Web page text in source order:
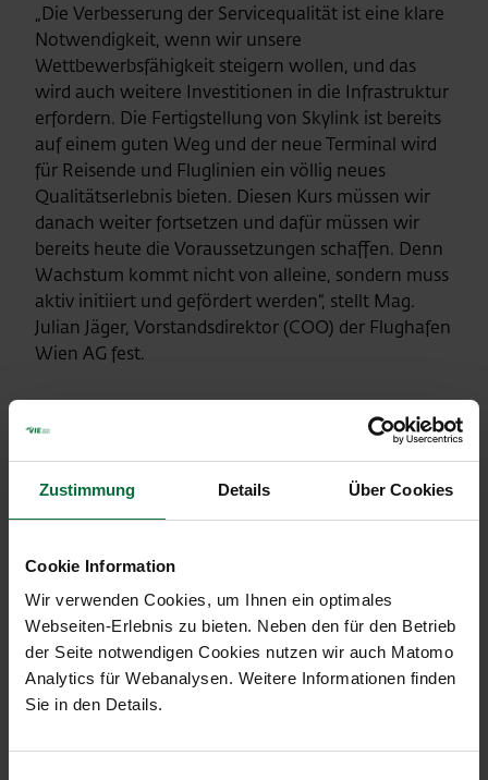
Zustimmung Details Über Cookies
Cookie Information
Wir verwenden Cookies, um Ihnen ein optimales
Webseiten-Erlebnis zu bieten. Neben den für den Betrieb
der Seite notwendigen Cookies nutzen wir auch Matomo
Analytics für Webanalysen. Weitere Informationen finden
Sie in den Details.
„Die Verbesserung der Servicequalität ist eine klare
Notwendigkeit, wenn wir unsere
Wettbewerbsfähigkeit steigern wollen, und das
wird auch weitere Investitionen in die Infrastruktur
erfordern. Die Fertigstellung von Skylink ist bereits
auf einem guten Weg und der neue Terminal wird
für Reisende und Fluglinien ein völlig neues
Qualitätserlebnis bieten. Diesen Kurs müssen wir
danach weiter fortsetzen und dafür müssen wir
bereits heute die Voraussetzungen schaffen. Denn
Wachstum kommt nicht von alleine, sondern muss
aktiv initiiert und gefördert werden“, stellt Mag.
Julian Jäger, Vorstandsdirektor (COO) der Flughafen
Wien AG fest.
Alle Terminal-Aktivitäten in einer
Gleich mit Beginn seiner Tätigkeit hat der neue
Vorstand wichtige organisatorische
vorgenommen: Unter anderem wurde der Bereich
„Center Management-Retail und Gastro“ neu
gestaltet und in die Zuständigkeit von Mag. Julian
Jäger übertragen. Damit liegen alle
terminalrelevanten Geschäftsfelder künftig in einer
Verantwortung, wodurch das Angebot im Terminal